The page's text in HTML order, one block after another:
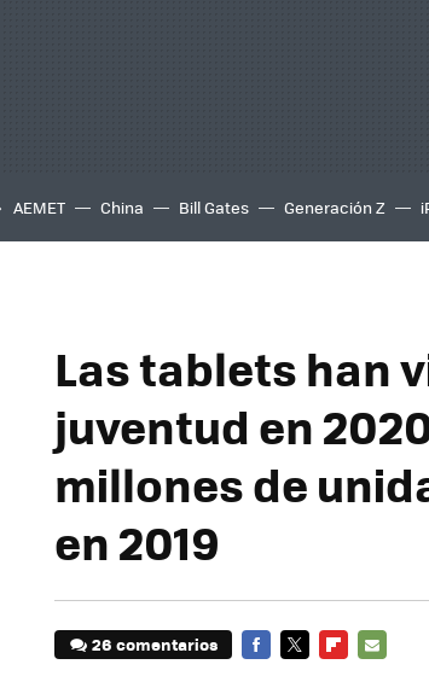
AEMET China Bill Gates Generación Z
Las tablets han
juventud en
millones de
en 2019
26 comentarios